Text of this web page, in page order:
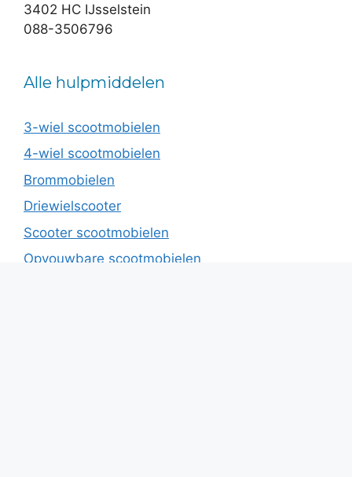
3402 HC IJsselstein
088-3506796
Alle hulpmiddelen
3-wiel scootmobielen
4-wiel scootmobielen
Brommobielen
Driewielscooter
Scooter scootmobielen
Opvouwbare scootmobielen